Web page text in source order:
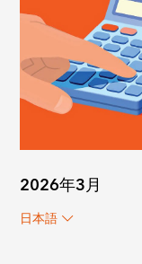
2026年3月
日本語